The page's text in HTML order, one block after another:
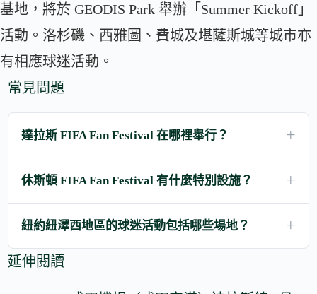
基地，將於 GEODIS Park 舉辦「Summer Kickoff」
活動。洛杉磯、西雅圖、費城及堪薩斯城等城市亦
有相應球迷活動。
常見問題
達拉斯 FIFA Fan Festival 在哪裡舉行？
休斯頓 FIFA Fan Festival 有什麼特別設施？
紐約紐澤西地區的球迷活動包括哪些場地？
延伸閱讀